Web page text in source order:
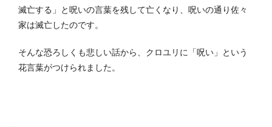
滅亡する」と呪いの言葉を残して亡くなり、呪いの通り佐々
家は滅亡したのです。
そんな恐ろしくも悲しい話から、クロユリに「呪い」という
花言葉がつけられました。